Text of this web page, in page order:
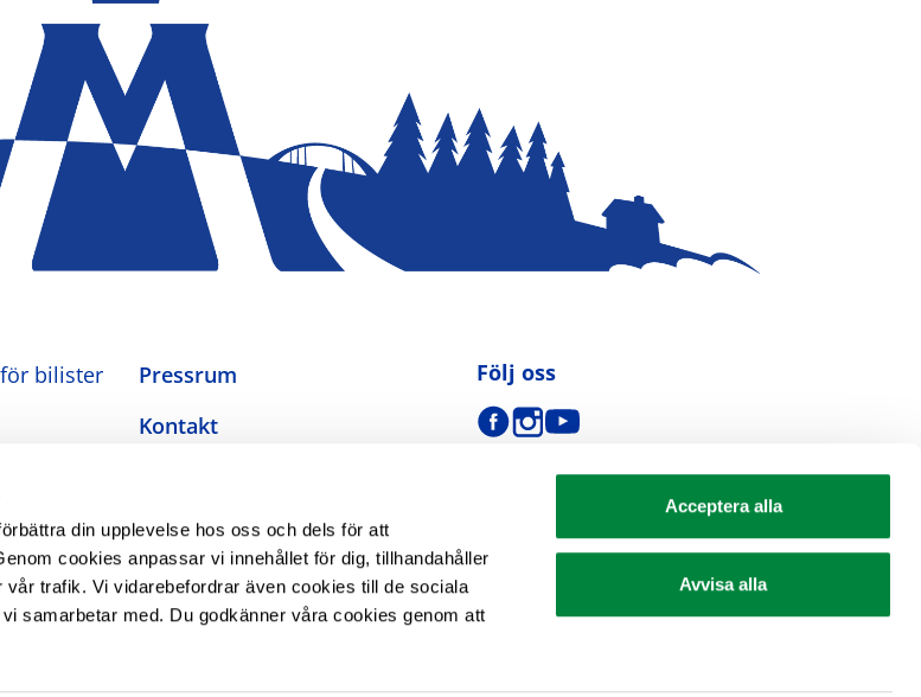
din upplevelse hos oss och dels för att
cookies anpassar vi innehållet för dig, tillhandahåller
trafik. Vi vidarebefordrar även cookies till de sociala
samarbetar med. Du godkänner våra cookies genom att
Acceptera alla
Avvisa alla
bilister
Pressrum
Kontakt
Integritetspolicy
Inställningar för cookies
Tillgänglighetsredogörelse
Följ oss